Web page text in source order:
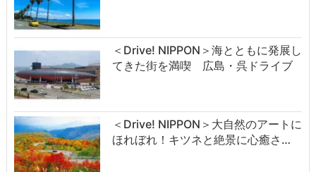
＜Drive! NIPPON＞海とともに発展し
てきた街を満喫 広島・呉ドライブ
＜Drive! NIPPON＞大自然のアートに
ほれぼれ！キツネと絶景に心癒さ…